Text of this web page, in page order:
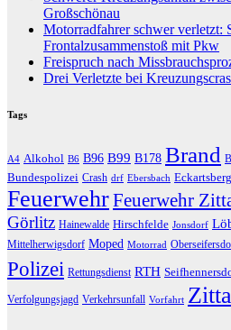
Großschönau
Motorradfahrer schwer verletzt:
Frontalzusammenstoß mit Pkw
Freispruch nach
Drei Verletzte bei
Tags
A4 Alkohol B6 B96 B99 B178 Brand
Bundespolizei Crash drf Ebersbach Eckartsberg
FeuerwehrFeuerwehr
Görlitz Hainewalde Hirschfelde Jonsdorf
Mittelherwigsdorf Moped Motorrad
Polizei Rettungsdienst RTH
Verfolgungsjagd Verkehrsunfall Vorfahrt